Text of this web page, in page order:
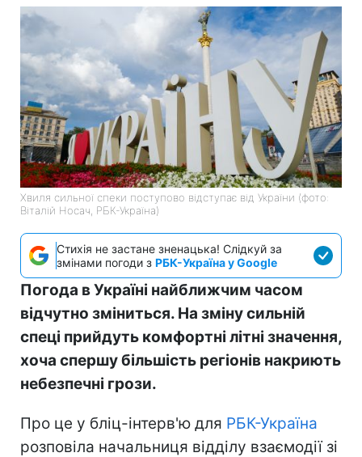
Хвиля сильної спеки поступово відступає від України (фото:
Віталій Носач, РБК-Україна)
Стихія не застане зненацька! Слідкуй за
змінами погоди з РБК-Україна у Google
Погода в Україні найближчим часом
відчутно зміниться. На зміну сильній
спеці прийдуть комфортні літні значення,
хоча спершу більшість регіонів накриють
небезпечні грози.
Про це у бліц-інтерв'ю для РБК-Україна
розповіла начальниця відділу взаємодії зі